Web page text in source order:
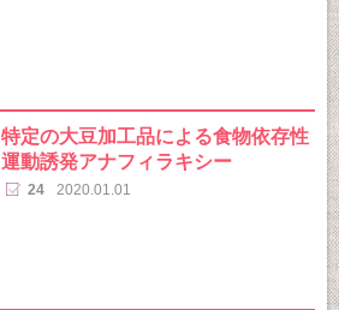
特定の大豆加工品による食物依存性
運動誘発アナフィラキシー
24 2020.01.01